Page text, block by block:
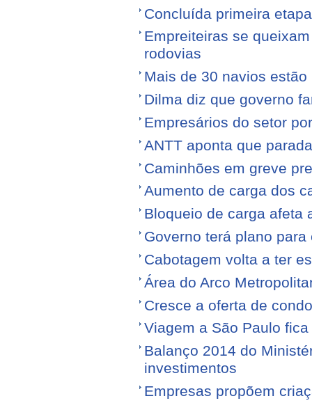
Concluída primeira
Empreiteiras se
rodovias
Mais de 30 navios
Dilma diz que governo
Empresários do setor
ANTT aponta que
Caminhões em greve
Aumento de carga dos
Bloqueio de carga afeta
Governo terá plano
Cabotagem volta a ter
Área do Arco
Cresce a oferta de
Viagem a São Paulo
Balanço 2014 do
investimentos
Empresas propõem